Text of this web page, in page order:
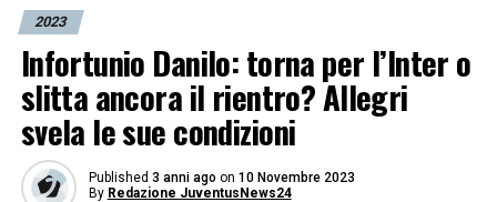
2023
Infortunio Danilo: torna per l’Inter o
slitta ancora il rientro? Allegri
svela le sue condizioni
Published 3 anni ago on 10 Novembre 2023
By Redazione JuventusNews24